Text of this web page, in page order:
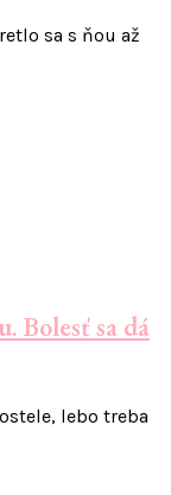
sa s ňou až
Bolesť sa dá
lebo treba